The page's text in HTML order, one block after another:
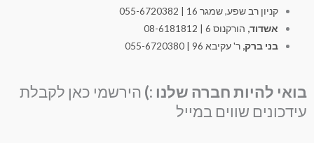
קניון רב שפע, שמגר 16 | 055-6720382
אשדוד,הורקנוס 6 | 08-6181812
בני ברק,ר' עקיבא 96 | 055-6720380
בואי להיות חברה שלנו :)הירשמי כאן לקבלת
עידכונים שווים במייל